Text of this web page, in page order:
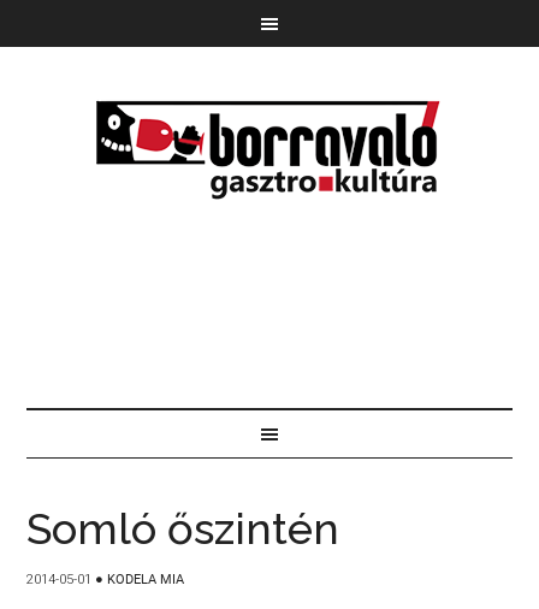
Somló őszintén
2014-05-01 ● KODELA MIA